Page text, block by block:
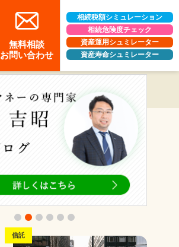
無料相談
お問い合わせ
相続税額シミュレーション
相続危険度チェック
資産運用シュミレーター
資産寿命シュミレーター
信託